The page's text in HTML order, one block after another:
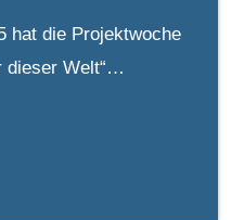
hat die Projektwoche
dieser Welt“…